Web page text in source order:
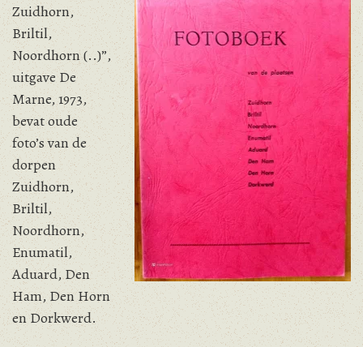
Zuidhorn,
Briltil,
Noordhorn (..)”,
uitgave De
Marne, 1973,
bevat oude
foto’s van de
dorpen
Zuidhorn,
Briltil,
Noordhorn,
Enumatil,
Aduard, Den
Ham, Den Horn
en Dorkwerd.